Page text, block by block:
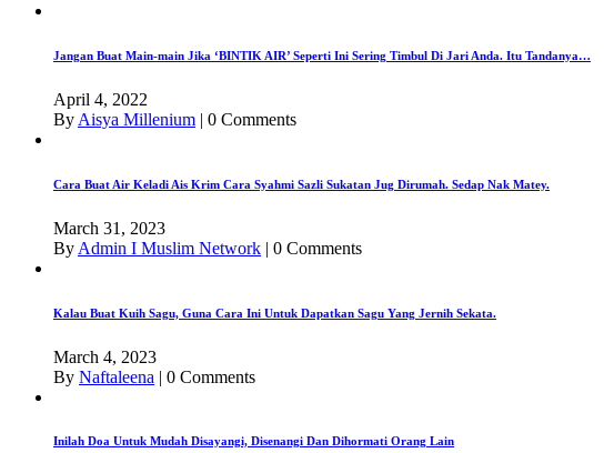
Jangan Buat Main-main Jika ‘BINTIK AIR’ Seperti Ini Sering Timbul Di Jari Anda. Itu Tandanya…
April 4, 2022
By Aisya Millenium | 0 Comments
Cara Buat Air Keladi Ais Krim Cara Syahmi Sazli Sukatan Jug Dirumah. Sedap Nak Matey.
March 31, 2023
By Admin I Muslim Network | 0 Comments
Kalau Buat Kuih Sagu, Guna Cara Ini Untuk Dapatkan Sagu Yang Jernih Sekata.
March 4, 2023
By Naftaleena | 0 Comments
Inilah Doa Untuk Mudah Disayangi, Disenangi Dan Dihormati Orang Lain